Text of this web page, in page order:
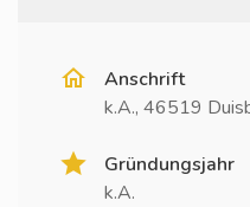
Anschrift
k.A., 46519
Gründungsjahr
k.A.